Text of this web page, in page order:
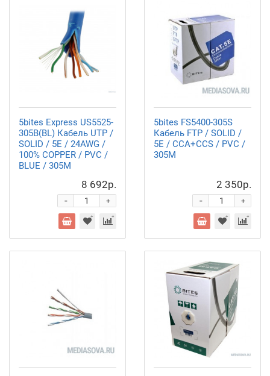
5bites Express US5525-
305B(BL) Кабель UTP /
SOLID / 5E / 24AWG /
100% COPPER / PVC /
BLUE / 305M
8 692р.
+
-
5bites FS5400-305S
Кабель FTP / SOLID /
5E / CCA+CCS / PVC /
305M
2 350р.
+
-